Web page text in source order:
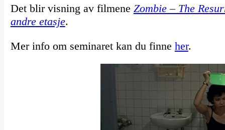
Det blir visning av filmene Zombie – The
andre etasje.
Mer info om seminaret kan du finne her.